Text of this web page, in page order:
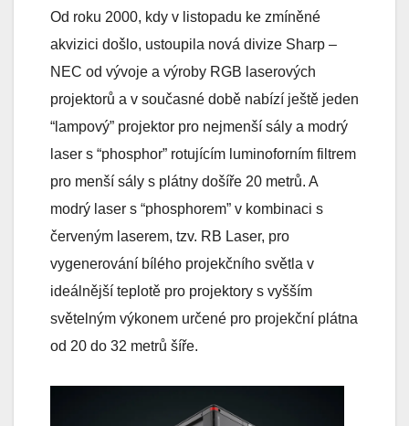
Od roku 2000, kdy v listopadu ke zmíněné
akvizici došlo, ustoupila nová divize Sharp –
NEC od vývoje a výroby RGB laserových
projektorů a v současné době nabízí ještě jeden
“lampový” projektor pro nejmenší sály a modrý
laser s “phosphor” rotujícím luminoforním filtrem
pro menší sály s plátny došíře 20 metrů. A
modrý laser s “phosphorem” v kombinaci s
červeným laserem, tzv. RB Laser, pro
vygenerování bílého projekčního světla v
ideálnější teplotě pro projektory s vyšším
světelným výkonem určené pro projekční plátna
od 20 do 32 metrů šíře.